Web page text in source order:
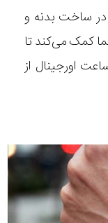
در ساخت بدنه و
کمک می‌کند تا
اورجینال از